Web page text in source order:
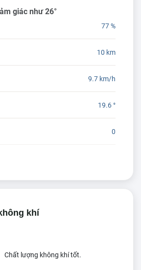
giác như 26°
77 %
10 km
9.7 km/h
19.6 °
0
khí
Chất lượng không khí tốt.